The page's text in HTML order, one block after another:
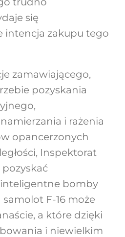
się
intencja zakupu tego
zamawiającego,
pozyskania
i rażenia
opancerzonych
Inspektorat
inteligentne bomby
F-16 może
a które dzięki
i niewielkim